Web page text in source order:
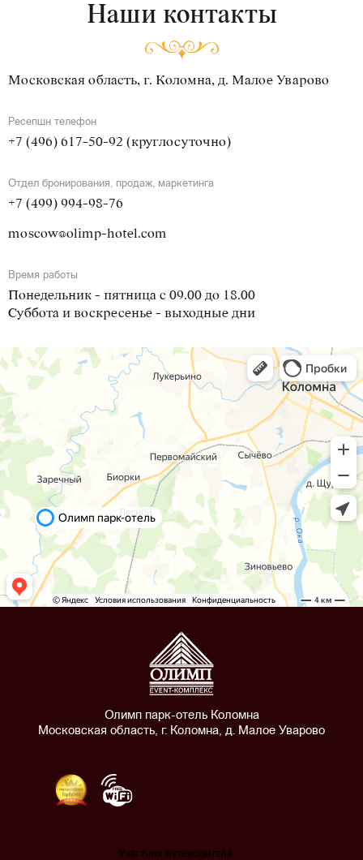
Наши контакты
Московская область, г. Коломна, д. Малое Уварово
Ресепшн телефон
+7 (496) 617-50-92 (круглосуточно)
Отдел бронирования, продаж, маркетинга
+7 (499) 994-98-76
moscow@olimp-hotel.com
Время работы
Понедельник - пятница с 09.00 до 18.00
Суббота и воскресенье - выходные дни
Олимп парк-отель Коломна
Московская область, г. Коломна, д. Малое Уварово